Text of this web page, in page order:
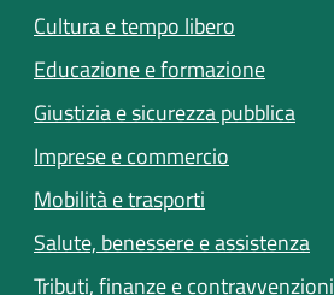
Cultura e tempo libero
Educazione e formazione
Giustizia e sicurezza pubblica
Imprese e commercio
Mobilità e trasporti
Salute, benessere e assistenza
Tributi, finanze e contravvenzioni